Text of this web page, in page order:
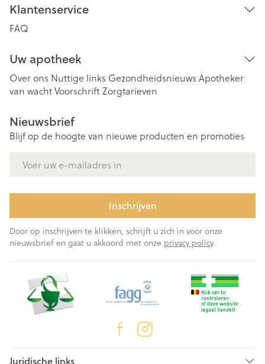
Klantenservice
FAQ
Uw apotheek
Over ons Nuttige links Gezondheidsnieuws Apotheker
van wachtVoorschriftZorgtarieven
Nieuwsbrief
Blijf op de hoogte van nieuwe producten en promoties
Inschrijven
Door op inschrijven te klikken, schrijft u zich in voor onze
nieuwsbrief en gaat u akkoord met onze privacy policy.
Juridische links